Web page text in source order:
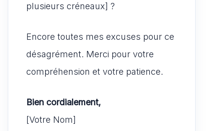
plusieurs créneaux] ?
Encore toutes mes excuses pour ce
désagrément. Merci pour votre
compréhension et votre patience.
Bien cordialement,
[Votre Nom]